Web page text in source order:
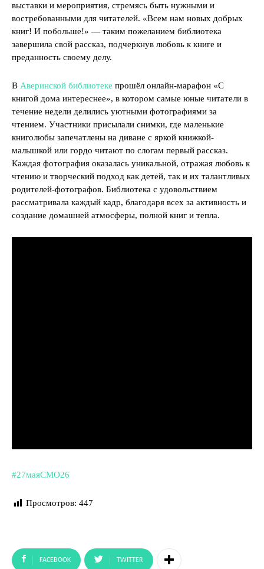
выставки и мероприятия, стремясь быть нужными и
востребованными для читателей. «Всем нам новых добрых
книг! И побольше!» — таким пожеланием библиотека
завершила свой рассказ, подчеркнув любовь к книге и
преданность своему делу.
В Аверинской библиотеке прошёл онлайн-марафон «С
книгой дома интереснее», в котором самые юные читатели в
течение недели делились уютными фотографиями за
чтением. Участники присылали снимки, где маленькие
книголюбы запечатлены на диване с яркой книжкой-
малышкой или гордо читают по слогам первый рассказ.
Каждая фотография оказалась уникальной, отражая любовь к
чтению и творческий подход как детей, так и их талантливых
родителей-фотографов. Библиотека с удовольствием
рассматривала каждый кадр, благодаря всех за активность и
создание домашней атмосферы, полной книг и тепла.
#27маяСМО26
Просмотров: 447
FACEBOOK TWITTER